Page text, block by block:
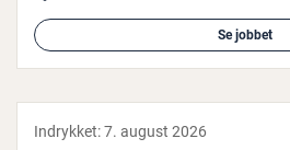
Se jobbet
Indrykket:7. august 2026